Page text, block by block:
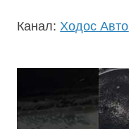
Канал:Ходос Авто